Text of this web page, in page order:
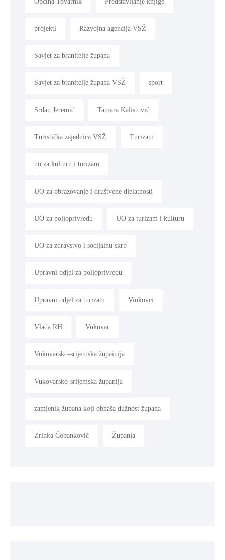
projekti Razvojna agencija VSŽ
Savjet za branitelje župana
Savjet za branitelje župana VSŽ sport
Srđan Jeremić Tamara Kalistović
Turistička zajednica VSŽ Turizam
uo za kulturu i turizam
UO za obrazovanje i društvene djelatnosti
UO za poljoprivredu UO za turizam i kulturu
UO za zdravstvo i socijalnu skrb
Upravni odjel za poljoprivredu
Upravni odjel za turizam Vinkovci
Vlada RH Vukovar
Vukovarsko-srijemska župainija
Vukovarsko-srijemska županija
zamjenik župana koji obnaša dužnost župana
Zrinka Čobanković Županja